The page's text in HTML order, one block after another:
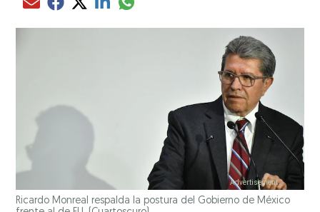
Compartir el artículo actual mediante Email
Compartir el artículo actual mediante Facebook
Compartir el artículo actual mediante Twitter
Compartir el artículo actual mediante LinkedIn
Compartir el artículo actual mediante
Ricardo Monreal respalda la postura del Gobierno de México